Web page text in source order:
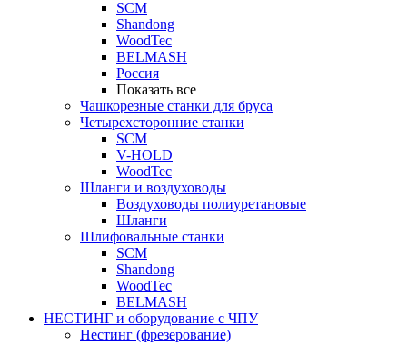
SCM
Shandong
WoodTec
BELMASH
Россия
Показать все
Чашкорезные станки для бруса
Четырехсторонние станки
SCM
V-HOLD
WoodTec
Шланги и воздуховоды
Воздуховоды полиуретановые
Шланги
Шлифовальные станки
SCM
Shandong
WoodTec
BELMASH
НЕСТИНГ и оборудование с ЧПУ
Нестинг (фрезерование)